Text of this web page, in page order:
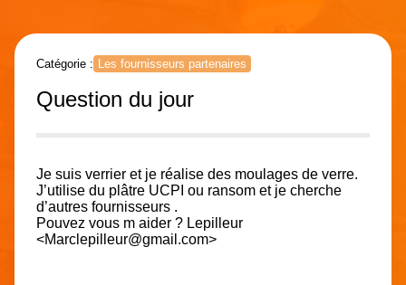
Catégorie : Les fournisseurs partenaires
Question du jour
Je suis verrier et je réalise des moulages de verre.
J’utilise du plâtre UCPI ou ransom et je cherche
d’autres fournisseurs .
Pouvez vous m aider ? Lepilleur
<Marclepilleur@gmail.com>